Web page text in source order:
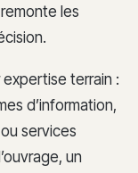
les
terrain :
d’information,
services
un